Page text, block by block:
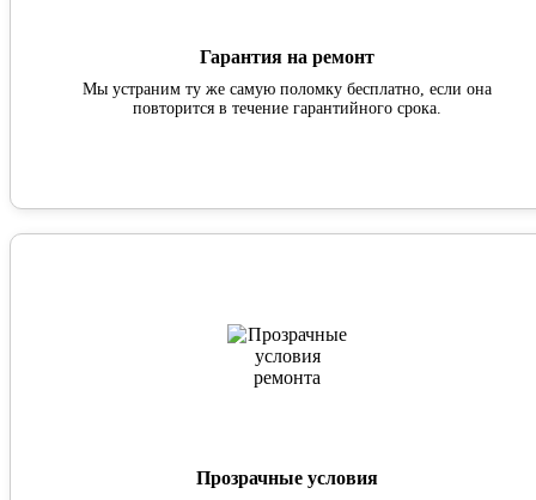
Гарантия на ремонт
Мы устраним ту же самую поломку бесплатно, если она
повторится в течение гарантийного срока.
Прозрачные условия